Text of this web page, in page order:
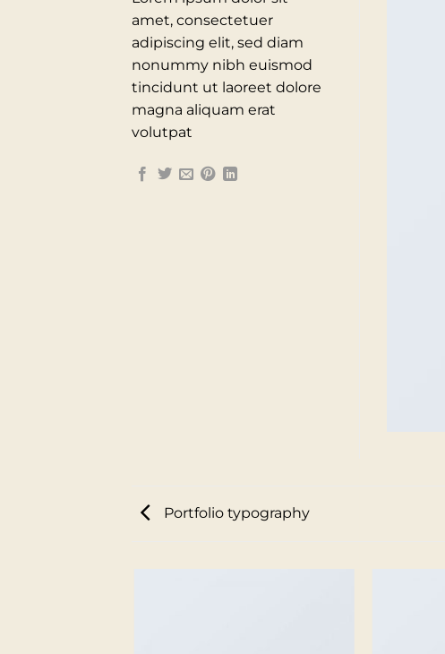
amet, consectetuer
adipiscing elit, sed diam
nonummy nibh euismod
tincidunt ut laoreet dolore
magna aliquam erat
volutpat
Portfolio typography